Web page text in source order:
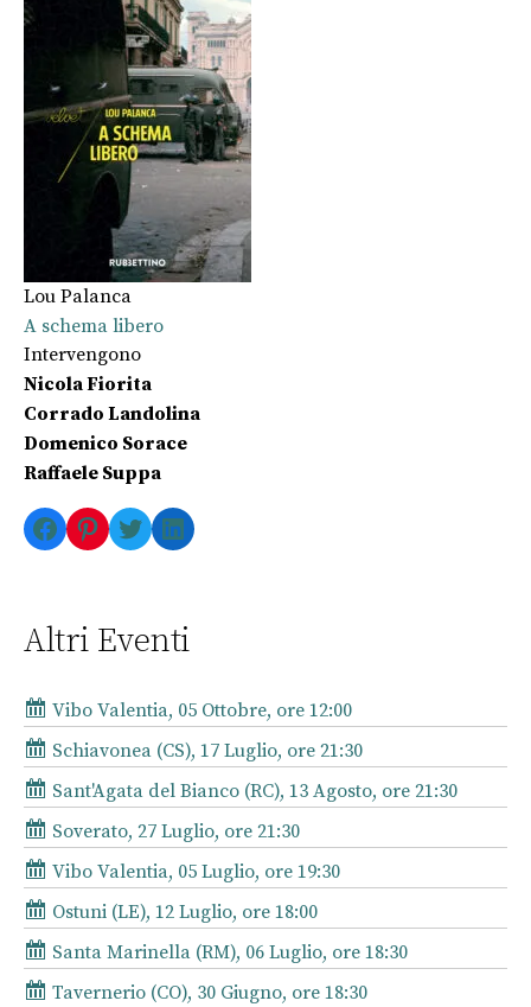
Lou Palanca
A schema libero
Intervengono
Nicola Fiorita
Corrado Landolina
Domenico Sorace
Raffaele Suppa
Facebook
Pinterest
TwitterLinkedIn
Altri Eventi
Vibo Valentia, 05 Ottobre, ore 12:00
Schiavonea (CS), 17 Luglio, ore 21:30
Sant'Agata del Bianco (RC), 13 Agosto, ore 21:30
Soverato, 27 Luglio, ore 21:30
Vibo Valentia, 05 Luglio, ore 19:30
Ostuni (LE), 12 Luglio, ore 18:00
Santa Marinella (RM), 06 Luglio, ore 18:30
Tavernerio (CO), 30 Giugno, ore 18:30